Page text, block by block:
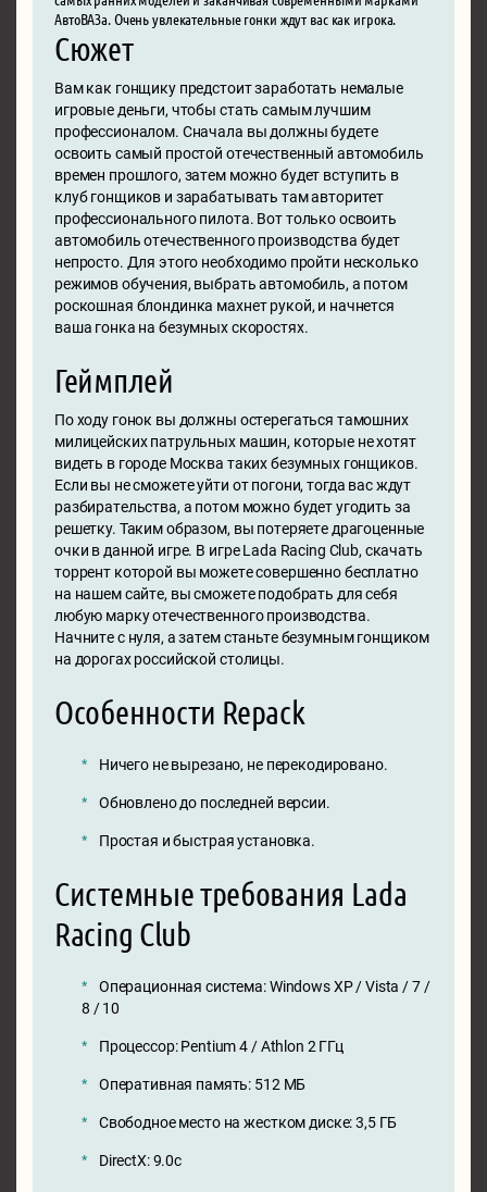
АвтоВАЗа. Очень увлекательные гонки ждут вас как игрока.
Сюжет
Вам как гонщику предстоит заработать немалые
игровые деньги, чтобы стать самым лучшим
профессионалом. Сначала вы должны будете
освоить самый простой отечественный автомобиль
времен прошлого, затем можно будет вступить в
клуб гонщиков и зарабатывать там авторитет
профессионального пилота. Вот только освоить
автомобиль отечественного производства будет
непросто. Для этого необходимо пройти несколько
режимов обучения, выбрать автомобиль, а потом
роскошная блондинка махнет рукой, и начнется
ваша гонка на безумных скоростях.
Геймплей
По ходу гонок вы должны остерегаться тамошних
милицейских патрульных машин, которые не хотят
видеть в городе Москва таких безумных гонщиков.
Если вы не сможете уйти от погони, тогда вас ждут
разбирательства, а потом можно будет угодить за
решетку. Таким образом, вы потеряете драгоценные
очки в данной игре. В игре Lada Racing Club, скачать
торрент которой вы можете совершенно бесплатно
на нашем сайте, вы сможете подобрать для себя
любую марку отечественного производства.
Начните с нуля, а затем станьте безумным гонщиком
на дорогах российской столицы.
Особенности Repack
Ничего не вырезано, не перекодировано.
Обновлено до последней версии.
Простая и быстрая установка.
Системные требования Lada
Racing Club
Операционная система: Windows XP / Vista / 7 /
8 / 10
Процессор: Pentium 4 / Athlon 2 ГГц
Оперативная память: 512 MБ
Свободное место на жестком диске: 3,5 ГБ
DirectX: 9.0c